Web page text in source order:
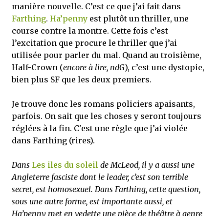
manière nouvelle. C’est ce que j’ai fait dans
Farthing. Ha’penny est plutôt un thriller, une
course contre la montre. Cette fois c’est
l’excitation que procure le thriller que j’ai
utilisée pour parler du mal. Quand au troisième,
Half-Crown (encore à lire, ndG), c’est une dystopie,
bien plus SF que les deux premiers.
Je trouve donc les romans policiers apaisants,
parfois. On sait que les choses y seront toujours
réglées à la fin. C'est une règle que j’ai violée
dans Farthing (rires).
Dans Les iles du soleil de McLeod, il y a aussi une
Angleterre fasciste dont le leader, c’est son terrible
secret, est homosexuel. Dans Farthing, cette question,
sous une autre forme, est importante aussi, et
Ha’penny met en vedette une pièce de théâtre à genre